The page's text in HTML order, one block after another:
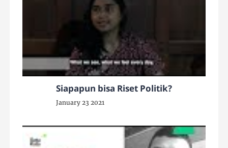
Siapapun bisa Riset Politik?
January 23 2021